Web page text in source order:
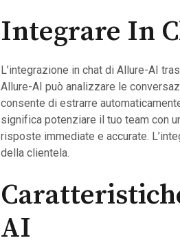
Integrare In
L’integrazione in chat di Allure-AI
Allure-AI può analizzare le
consente di estrarre
significa potenziare il tuo team con
risposte immediate e accurate.
della clientela.
AI